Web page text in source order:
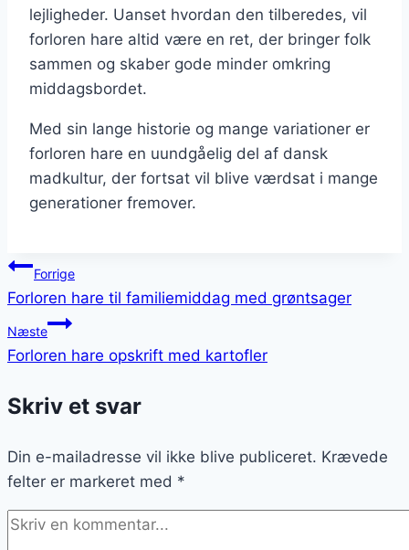
lejligheder. Uanset hvordan den tilberedes, vil
forloren hare altid være en ret, der bringer folk
sammen og skaber gode minder omkring
middagsbordet.
Med sin lange historie og mange variationer er
forloren hare en uundgåelig del af dansk
madkultur, der fortsat vil blive værdsat i mange
generationer fremover.
Indlægsnavigation
Forrige
Forloren hare til familiemiddag med grøntsager
Næste
Forloren hare opskrift med kartofler
Skriv et svar
Din e-mailadresse vil ikke blive publiceret. Krævede
felter er markeret med *